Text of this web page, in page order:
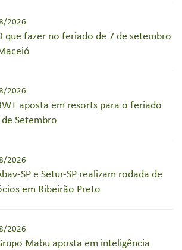
2026
que fazer no feriado de 7 de setembro
2026
aposta em resorts para o feriado
Setembro
2026
SP e Setur-SP realizam rodada de
em Ribeirão Preto
2026
Mabu aposta em inteligência